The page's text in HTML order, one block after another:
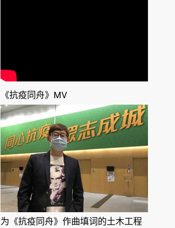
《抗疫同舟》MV
为《抗疫同舟》作曲填词的土木工程